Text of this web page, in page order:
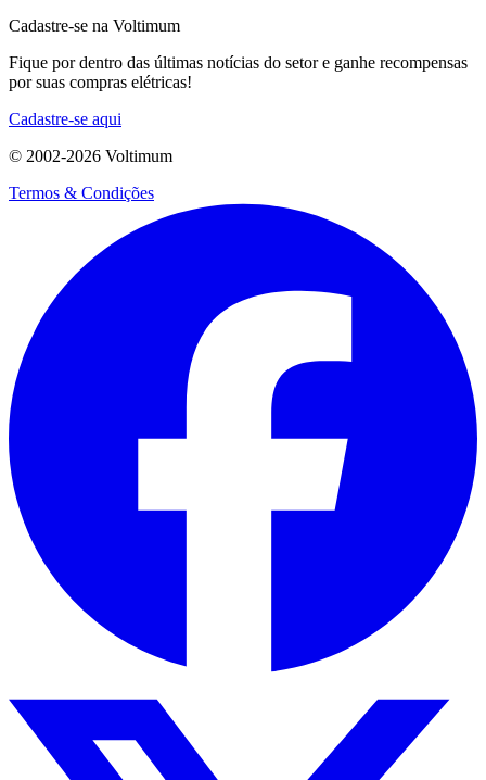
Cadastre-se na Voltimum
Fique por dentro das últimas notícias do setor e ganhe recompensas
por suas compras elétricas!
Cadastre-se aqui
© 2002-2026 Voltimum
Termos & Condições